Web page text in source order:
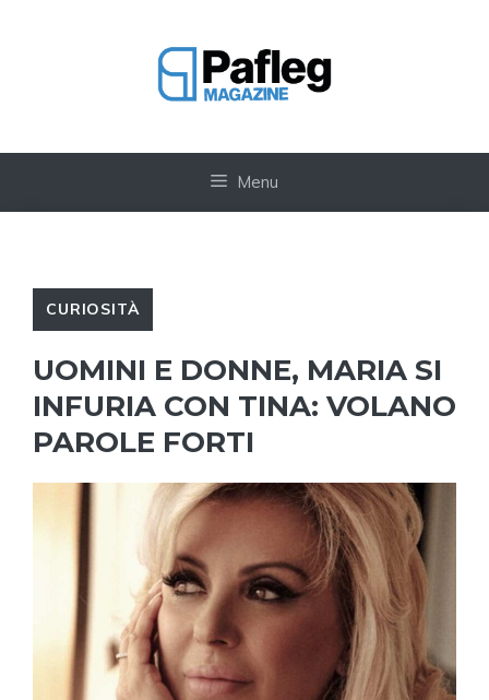
Menu
CURIOSITÀ
UOMINI E DONNE, MARIA SI
INFURIA CON TINA: VOLANO
PAROLE FORTI